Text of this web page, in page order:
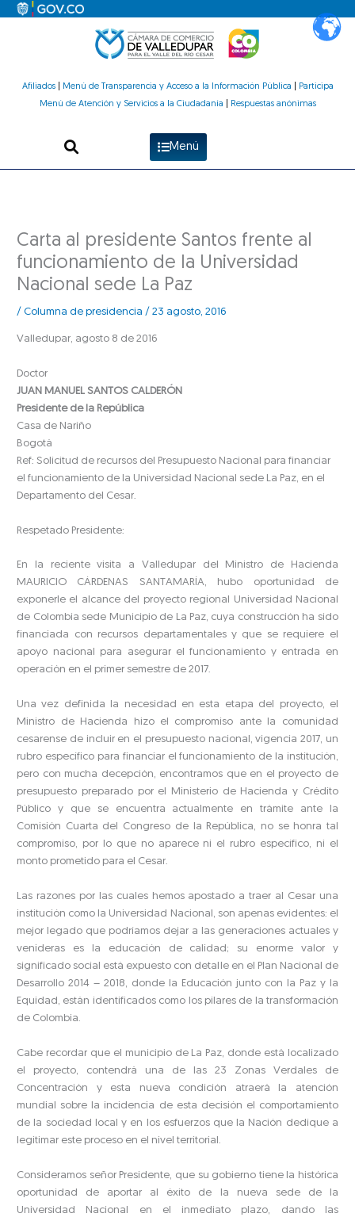
Afiliados| Menú de Transparencia y Acceso a la Información Pública
Participa
Menú de Atención y Servicios a la Ciudadanía
Respuestas anónimas
Menú
Carta al presidente Santos frente al
funcionamiento de la Universidad
Nacional sede La Paz
/Columna de presidencia /23 agosto, 2016
Valledupar, agosto 8 de 2016
Doctor
JUAN MANUEL SANTOS CALDERÓN
Presidente de la República
Casa de Nariño
Bogotá
Ref: Solicitud de recursos del Presupuesto Nacional para financiar
el funcionamiento de la Universidad Nacional sede La Paz, en el
Departamento del Cesar.
Respetado Presidente:
En la reciente visita a Valledupar del Ministro de Hacienda
MAURICIO CÁRDENAS SANTAMARÍA, hubo oportunidad de
exponerle el alcance del proyecto regional Universidad Nacional
de Colombia sede Municipio de La Paz, cuya construcción ha sido
financiada con recursos departamentales y que se requiere el
apoyo nacional para asegurar el funcionamiento y entrada en
operación en el primer semestre de 2017.
Una vez definida la necesidad en esta etapa del proyecto, el
Ministro de Hacienda hizo el compromiso ante la comunidad
cesarense de incluir en el presupuesto nacional, vigencia 2017, un
rubro específico para financiar el funcionamiento de la institución,
pero con mucha decepción, encontramos que en el proyecto de
presupuesto preparado por el Ministerio de Hacienda y Crédito
Público y que se encuentra actualmente en trámite ante la
Comisión Cuarta del Congreso de la República, no se honra tal
compromiso, por lo que no aparece ni el rubro específico, ni el
monto prometido para el Cesar.
Las razones por las cuales hemos apostado a traer al Cesar una
institución como la Universidad Nacional, son apenas evidentes: el
mejor legado que podríamos dejar a las generaciones actuales y
venideras es la educación de calidad; su enorme valor y
significado social está expuesto con detalle en el Plan Nacional de
Desarrollo 2014 – 2018, donde la Educación junto con la Paz y la
Equidad, están identificados como los pilares de la transformación
de Colombia.
Cabe recordar que el municipio de La Paz, donde está localizado
el proyecto, contendrá una de las 23 Zonas Verdales de
Concentración y esta nueva condición atraerá la atención
mundial sobre la incidencia de esta decisión el comportamiento
de la sociedad local y en los esfuerzos que la Nación dedique a
legitimar este proceso en el nivel territorial.
Consideramos señor Presidente, que su gobierno tiene la histórica
oportunidad de aportar al éxito de la nueva sede de la
Universidad Nacional en el inmediato plazo, dando las